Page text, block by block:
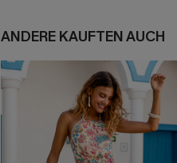
ANDERE KAUFTEN AUCH